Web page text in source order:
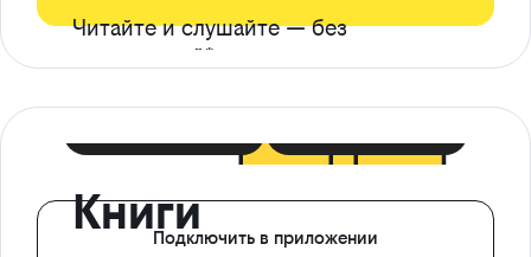
Читайте и слушайте — без
ограничений*
КнигиПодключить в приложении